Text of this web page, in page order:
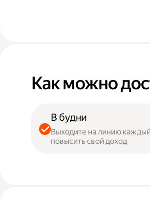
Как можно
В будни
Выходите на линию
повысить свой доход